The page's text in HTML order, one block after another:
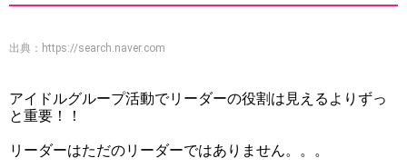
出典： https://search.naver.com
アイドルグループ活動でリーダーの役割は見えるよりずっ
と重要！！
リーダーはただのリーダーではありません。。。